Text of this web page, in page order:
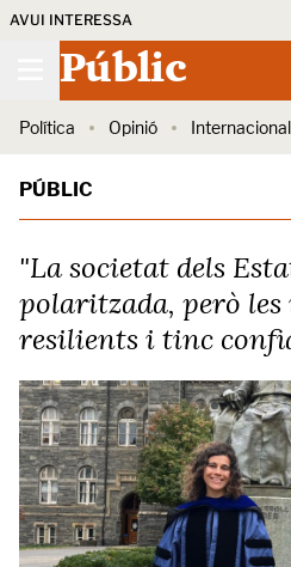
AVUI INTERESSA
Públic
Política Opinió Internacional
PÚBLIC
"La societat dels
polaritzada, però
resilients i tinc